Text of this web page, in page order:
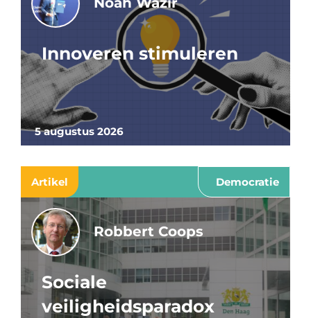
5 augustus 2026
Innoveren stimuleren
Artikel Democratie
Robbert Coops
Sociale
veiligheidsparadox